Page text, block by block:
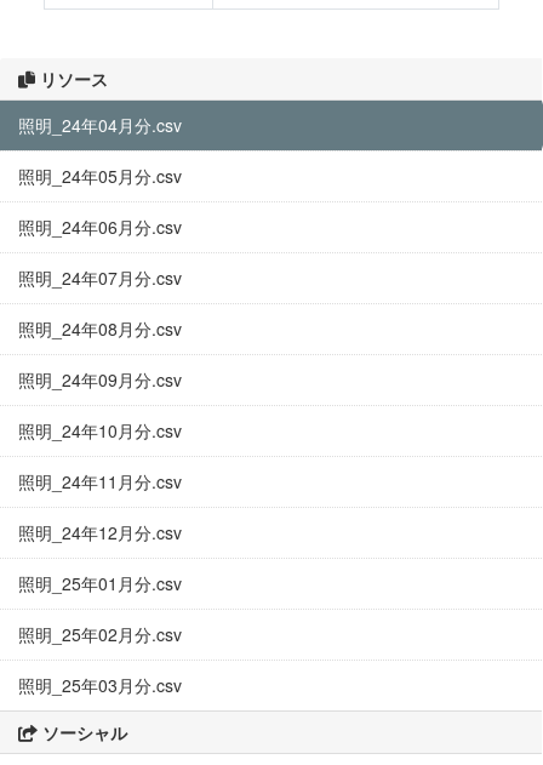
リソース
照明_24年04月分.csv
照明_24年05月分.csv
照明_24年06月分.csv
照明_24年07月分.csv
照明_24年08月分.csv
照明_24年09月分.csv
照明_24年10月分.csv
照明_24年11月分.csv
照明_24年12月分.csv
照明_25年01月分.csv
照明_25年02月分.csv
照明_25年03月分.csv
ソーシャル